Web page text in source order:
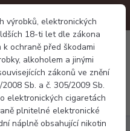
výrobků, elektronických
18-ti let dle zákona
ochraně před škodami
alkoholem a jinými
zákonů ve znění
Sb. a č. 305/2009 Sb.
elektronických cigaretách
plnitelné elektronické
náplně obsahující nikotin
Menu
0 Kč